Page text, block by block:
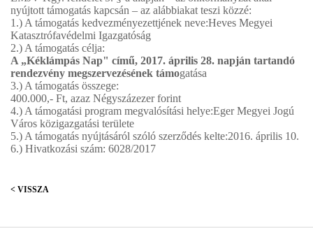
nyújtott támogatás kapcsán – az alábbiakat teszi közzé:
1.) A támogatás kedvezményezettjének neve:Heves Megyei
Katasztrófavédelmi Igazgatóság
2.) A támogatás célja:
A „Kéklámpás Nap" című, 2017. április 28. napján tartandó
rendezvény megszervezésének támogatása
3.) A támogatás összege:
400.000,- Ft, azaz Négyszázezer forint
4.) A támogatási program megvalósítási helye:Eger Megyei Jogú
Város közigazgatási területe
5.) A támogatás nyújtásáról szóló szerződés kelte:2016. április 10.
6.) Hivatkozási szám: 6028/2017
< VISSZA